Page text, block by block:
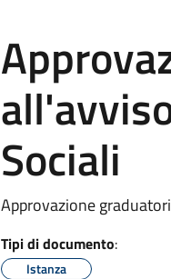
Sociali
Approvazione
Tipi di documento:
Istanza